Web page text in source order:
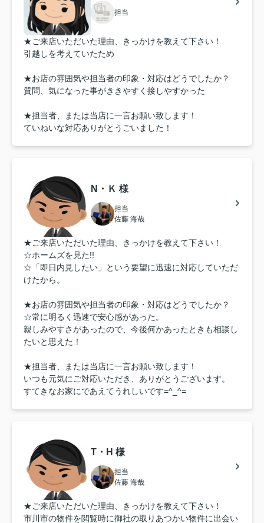
担当
★ご来店いただいた理由、きっかけを教えて下さい！
引越しを考えていたため
★お店の雰囲気や担当者の印象・対応はどうでしたか？
質問、気になった事がききやすく接しやすかった
★担当者、または当店に一言お願い致します！
ていねいな対応ありがとうごいました！
N・Ｋ 様
担当
佐藤 海哉
★ご来店いただいた理由、きっかけを教えて下さい！
☆ホームズを見た!!
☆「即日内見したい」という要望に迅速に対応していただ
けたから。
★お店の雰囲気や担当者の印象・対応はどうでしたか？
☆常に明るく迅速で安心感があった。
親しみやすさがあったので、今後何かあったときも相談し
たいと思えた！
★担当者、または当店に一言お願い致します！
いつも元気にご対応いただき、ありがとうございます。
すてきなお家にであえてうれしいです=^_^=
T・H 様
担当
佐藤 海哉
★ご来店いただいた理由、きっかけを教えて下さい！
市川市の物件を閲覧時に御社の取りあつかい物件に出会い